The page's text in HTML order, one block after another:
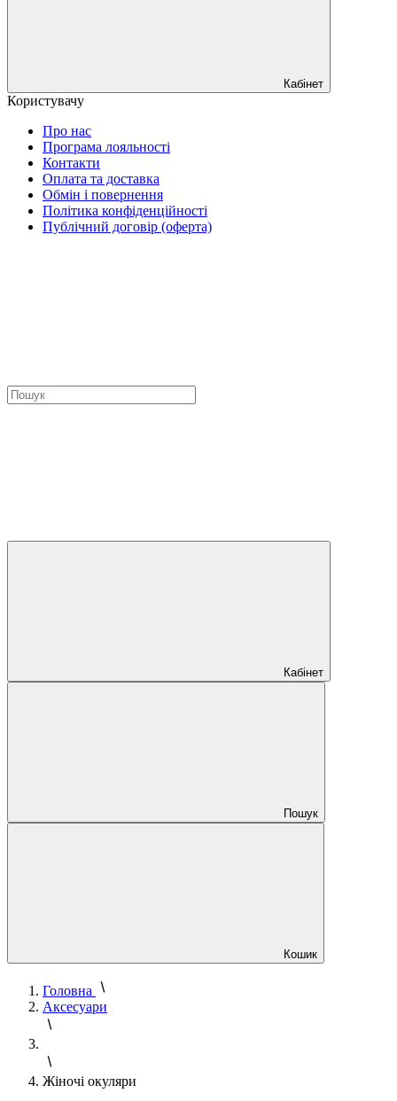
Кабінет
Користувачу
Про нас
Програма лояльності
Контакти
Оплата та доставка
Обмін і повернення
Політика конфіденційності
Публічний договір (оферта)
Кабінет
Пошук
Кошик
Головна
Аксесуари
Жіночі окуляри